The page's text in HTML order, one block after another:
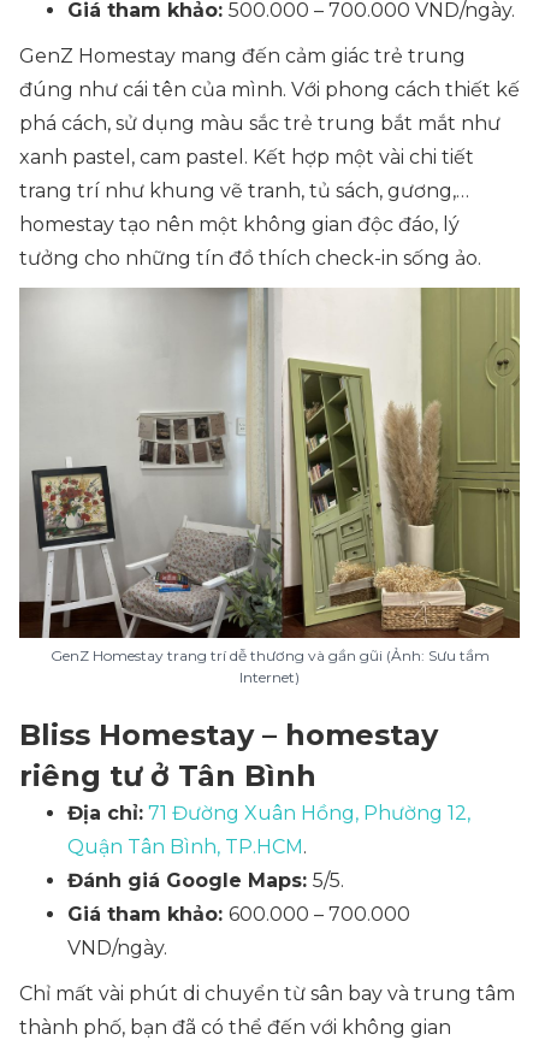
Giá tham khảo: 500.000 – 700.000 VND/ngày.
GenZ Homestay mang đến cảm giác trẻ trung
đúng như cái tên của mình. Với phong cách thiết kế
phá cách, sử dụng màu sắc trẻ trung bắt mắt như
xanh pastel, cam pastel. Kết hợp một vài chi tiết
trang trí như khung vẽ tranh, tủ sách, gương,…
homestay tạo nên một không gian độc đáo, lý
tưởng cho những tín đồ thích check-in sống ảo.
GenZ Homestay trang trí dễ thương và gần gũi (Ảnh: Sưu tầm
Internet)
Bliss Homestay – homestay
riêng tư ở Tân Bình
Địa chỉ: 71 Đường Xuân Hồng, Phường 12,
Quận Tân Bình, TP.HCM.
Đánh giá Google Maps: 5/5.
Giá tham khảo: 600.000 – 700.000
VND/ngày.
Chỉ mất vài phút di chuyển từ sân bay và trung tâm
thành phố, bạn đã có thể đến với không gian